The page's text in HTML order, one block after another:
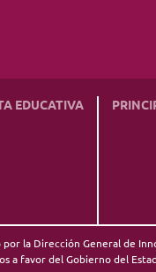
EDUCATIVA
la Dirección General de
a favor del Gobierno del